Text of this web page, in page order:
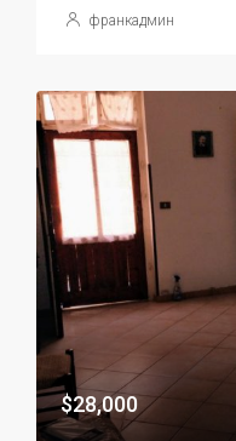
франкадмин
$28,000